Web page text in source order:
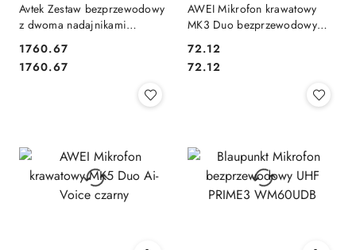
Avtek Zestaw bezprzewodowy
z dwoma nadajnikami
bodypack WM 2B
Cena:
1760.67
Cena:
1760.67
AWEI Mikrofon krawatowy
MK3 Duo bezprzewodowy
czarny
Cena:
72.12
Cena:
72.12